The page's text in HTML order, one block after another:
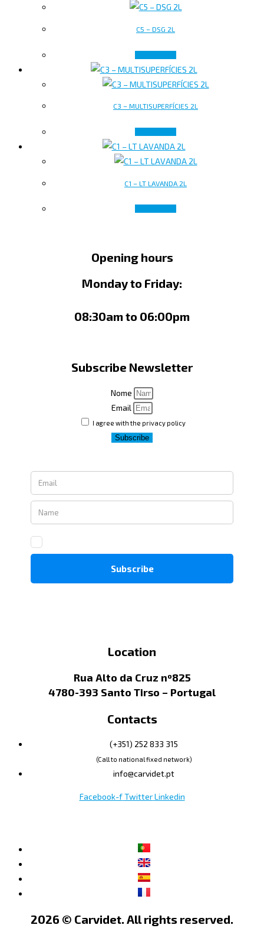
C5 – DSG 2L
C3 – MULTISUPERFÍCIES 2L
C1 – LT LAVANDA 2L
Opening hours
Monday to Friday:
08:30am to 06:00pm
Subscribe Newsletter
Nome
Email
I agree with the privacy policy
Subscribe
Location
Rua Alto da Cruz nº825
4780-393 Santo Tirso – Portugal
Contacts
(+351) 252 833 315
(Call to national fixed network)
info@carvidet.pt
Facebook-f Twitter Linkedin
2026 © Carvidet. All rights reserved.